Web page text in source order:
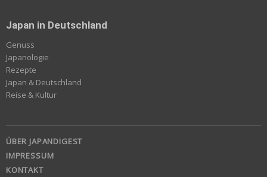
Japan in Deutschland
Genuss
Japanologie
Rezepte
Japan & Deutschland
Reise & Kultur
ÜBER JAPANDIGEST
IMPRESSUM
KONTAKT